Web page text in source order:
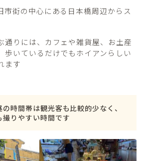
市街の中心にある日本橋周辺からス
通りには、カフェや雑貨屋、お土産
歩いているだけでもホイアンらしい
ます
の時間帯は観光客も比較的少なく、
撮りやすい時間です